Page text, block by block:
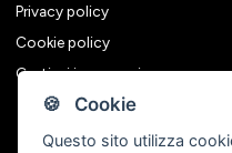
🍪 Cookie
Questo sito utilizza
Privacy policy
Cookie policy
Gestisci i consensi